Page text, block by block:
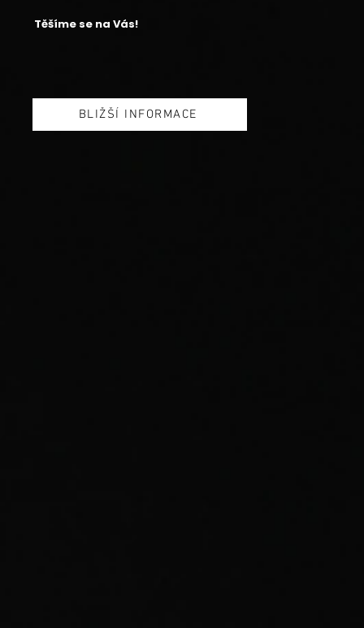
Těšíme se na Vás!
BLIŽŠÍ INFORMACE